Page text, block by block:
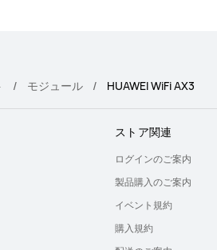
モジュール HUAWEI WiFi AX3
ストア関連
ログインのご案内
製品購入のご案内
イベント規約
購入規約